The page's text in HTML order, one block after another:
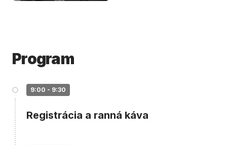
Program
9:00 - 9:30
Registrácia a ranná káva